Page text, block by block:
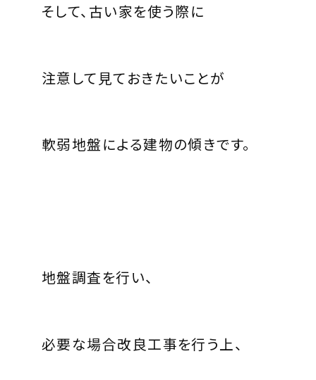
そして、古い家を使う際に
注意して見ておきたいことが
軟弱地盤による建物の傾きです。
地盤調査を行い、
必要な場合改良工事を行う上、